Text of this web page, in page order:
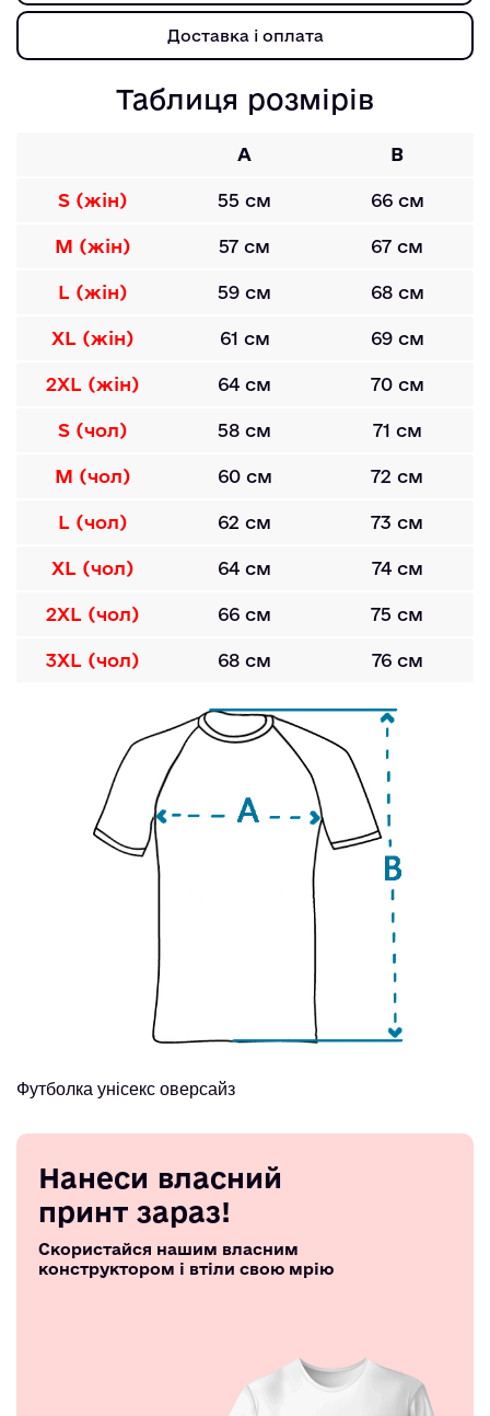
Доставка і оплата
Таблиця розмірів
A B
S (жін) 55 см 66 см
M (жін) 57 см 67 см
L (жін) 59 см 68 см
XL (жін) 61 см 69 см
2XL (жін) 64 см 70 см
S (чол) 58 см 71 см
M (чол) 60 см 72 см
L (чол) 62 см 73 см
XL (чол) 64 см 74 см
2XL (чол) 66 см 75 см
3XL (чол) 68 см 76 см
Футболка унісекс оверсайз
Нанеси власний
принт зараз!
Скористайся нашим власним
конструктором і втіли свою мрію